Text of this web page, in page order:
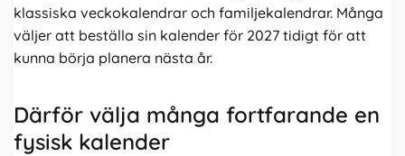
klassiska veckokalendrar och familjekalendrar. Många
väljer att beställa sin kalender för 2027 tidigt för att
kunna börja planera nästa år.
Därför välja många fortfarande en
fysisk kalender